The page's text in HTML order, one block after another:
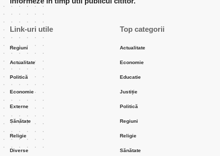
Incarcat 2023/01/09 at 8:37 PM
Distribuie